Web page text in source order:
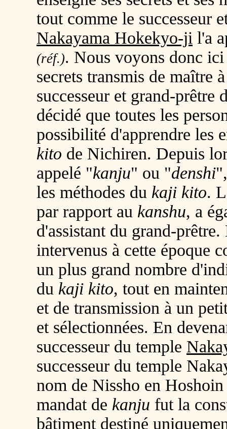
tout comme le successeur
Nakayama Hokekyo-ji l'a
(réf.). Nous voyons donc ici
secrets transmis de maître
successeur et grand-prêtre
décidé que toutes les
possibilité d'apprendre les
kito de Nichiren. Depuis
appelé "kanju" ou "denshi
les méthodes du kaji kito.
par rapport au kanshu, a
d'assistant du grand-
intervenus à cette époque
un plus grand nombre
du kaji kito, tout en
et de transmission à un
et sélectionnées. En
successeur du temple
successeur du temple
nom de Nissho en
mandat de kanju fut la
bâtiment destiné